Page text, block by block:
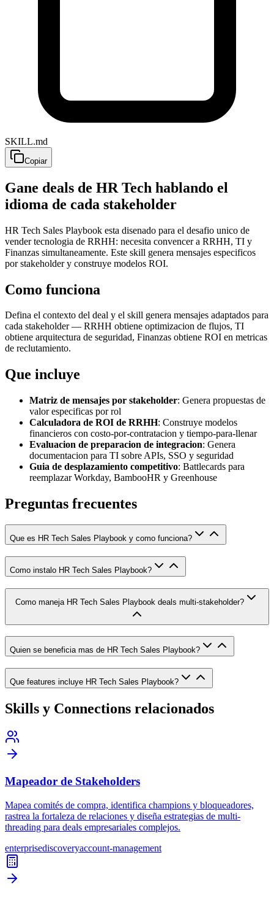
SKILL.md
Copiar
Gane deals de HR Tech hablando el
idioma de cada stakeholder
HR Tech Sales Playbook esta disenado para el desafio unico de
vender tecnologia de RRHH: necesita convencer a RRHH, TI y
Finanzas simultaneamente. Este skill genera mensajes especificos
por stakeholder y construye modelos ROI.
Como funciona
Defina el contexto del deal y el skill genera mensajes adaptados para
cada stakeholder — RRHH obtiene optimizacion de flujos, TI
obtiene arquitectura de seguridad, Finanzas obtiene ROI en metricas
de reclutamiento.
Que incluye
Matriz de mensajes por stakeholder: Genera propuestas de
valor especificas por rol
Calculadora de ROI de RRHH: Construye modelos
financieros con costo-por-contratacion y tiempo-para-llenar
Evaluacion de preparacion de integracion: Genera
documentacion para TI sobre APIs, SSO y seguridad
Guia de desplazamiento competitivo: Battlecards para
reemplazar Workday, BambooHR y Greenhouse
Preguntas frecuentes
Que es HR Tech Sales Playbook y como funciona?
Como instalo HR Tech Sales Playbook?
Como maneja HR Tech Sales Playbook deals multi-stakeholder?
Quien se beneficia mas de HR Tech Sales Playbook?
Que features incluye HR Tech Sales Playbook?
Skills y Connections relacionados
Mapeador de Stakeholders
Mapea comités de compra, identifica champions y bloqueadores,
rastrea la fortaleza de relaciones y diseña estrategias de multi-
threading para deals empresariales complejos.
enterprisediscoveryaccount-management